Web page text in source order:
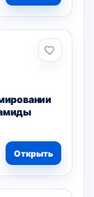
Открыть